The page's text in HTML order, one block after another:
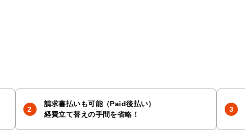
請求書払いも可能（Paid後払い）
経費立て替えの手間を省略！